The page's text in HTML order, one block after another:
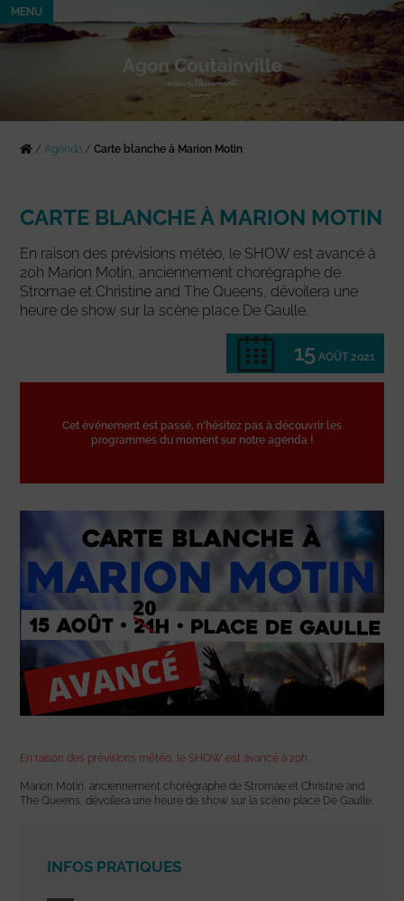
MENU
/Agenda /Carte blanche à Marion Motin
CARTE BLANCHE À MARION MOTIN
En raison des prévisions météo, le SHOW est avancé à
20h Marion Motin, anciennement chorégraphe de
Stromae et Christine and The Queens, dévoilera une
heure de show sur la scène place De Gaulle.
15 AOÛT 2021
Cet événement est passé, n'hésitez pas à découvrir les
programmes du moment sur notre agenda !
En raison des prévisions météo, le SHOW est avancé à 20h
Marion Motin, anciennement chorégraphe de Stromae et Christine and
The Queens, dévoilera une heure de show sur la scène place De Gaulle.
INFOS PRATIQUES